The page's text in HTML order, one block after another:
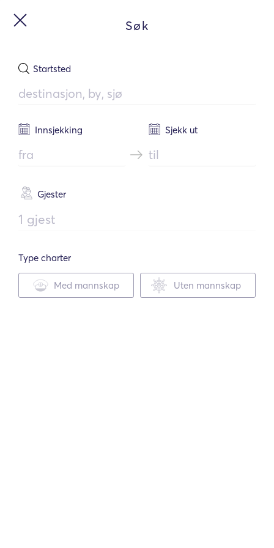
× Bestill raskere og enklere
Prisen inkluderer alltid mannskapet.
Søk
Startsted
Innsjekking Sjekk ut
Gjester
1 gjest
Type charter
Med mannskap Uten mannskap